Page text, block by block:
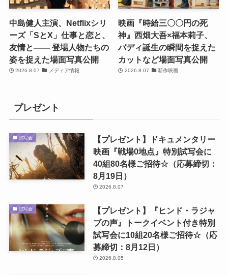
中島健人主演、Netflixシリ
ーズ「SとX」仕事と恋と、
友情と―― 登場人物たちの
姿を捉えた場面写真公開
2026.8.07 メディア情報
映画『時給三〇〇円の死
神』西畑大吾×福本莉子、
バディ誕生の瞬間を捉えた
カットなど場面写真公開
2026.8.07 新作映画
プレゼント
試写会
【プレゼント】ドキュメンタリー
映画『戦場0地点』特別試写会に
40組80名様ご招待☆（応募締切：
8月19日）
2026.8.07
試写会
【プレゼント】『ヒンド・ラジャ
ブの声』トークイベント付き特別
試写会に10組20名様ご招待☆（応
募締切：8月12日）
2026.8.05